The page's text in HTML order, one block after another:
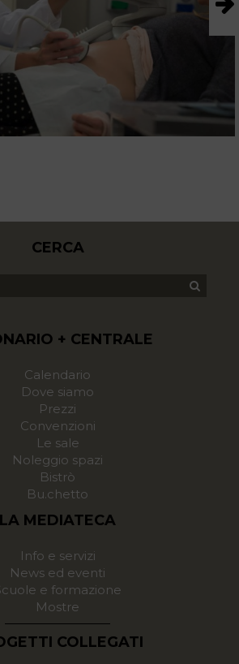
CERCA
+ CENTRALE
Calendario
Dove siamo
Prezzi
Convenzioni
Le sale
Noleggio spazi
Bistrò
Bu.chetto
LA MEDIATECA
Info e servizi
News ed eventi
e formazione
Mostre
COLLEGATI